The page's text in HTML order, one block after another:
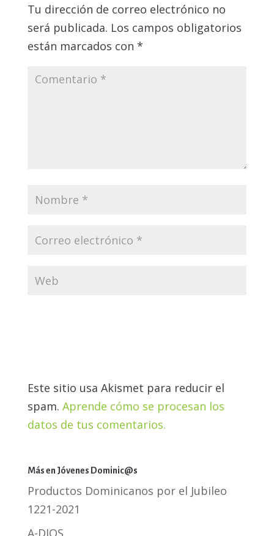
Tu dirección de correo electrónico no
será publicada. Los campos obligatorios
están marcados con *
Este sitio usa Akismet para reducir el
spam. Aprende cómo se procesan los
datos de tus comentarios.
Más en Jóvenes Dominic@s
Productos Dominicanos por el Jubileo
1221-2021
A-DIOS